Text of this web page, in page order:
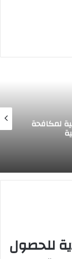
تحياته الأخوية
للتقدم
الثنائي مع المغرب
للحصول